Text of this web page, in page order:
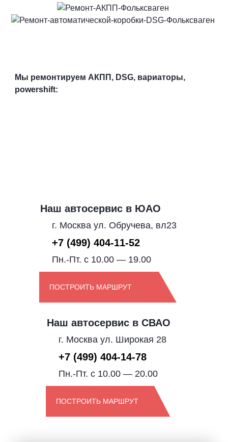
Мы ремонтируем АКПП, DSG, вариаторы,
powershift:
Наш автосервис в ЮАО
г. Москва ул. Обручева, вл23
+7 (499) 404-11-52
Пн.-Пт. с 10.00 — 19.00
ПОСТРОИТЬ МАРШРУТ
Наш автосервис в СВАО
г. Москва ул. Широкая 28
+7 (499) 404-14-78
Пн.-Пт. с 10.00 — 20.00
ПОСТРОИТЬ МАРШРУТ